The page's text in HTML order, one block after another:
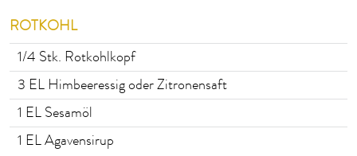
ROTKOHL
1/4 Stk. Rotkohlkopf
3 EL Himbeeressig oder Zitronensaft
1 EL Sesamöl
1 EL Agavensirup